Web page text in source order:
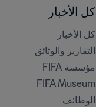
كل الأخبار
كل الأخبار
التقارير والوثائق
مؤسسة FIFA
FIFA Museum
الوظائف